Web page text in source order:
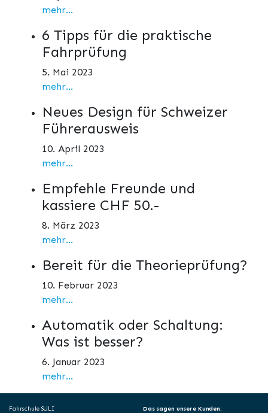
mehr...
6 Tipps für die praktische
Fahrprüfung
5. Mai 2023
mehr...
Neues Design für Schweizer
Führerausweis
10. April 2023
mehr...
Empfehle Freunde und
kassiere CHF 50.-
8. März 2023
mehr...
Bereit für die Theorieprüfung?
10. Februar 2023
mehr...
Automatik oder Schaltung:
Was ist besser?
6. Januar 2023
mehr...
Fahrschule SULI
Das sagen unsere Kunden: